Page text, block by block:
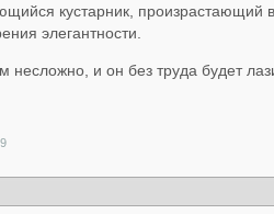
кустарник, произрастающий
элегантности.
несложно, и он без труда будет